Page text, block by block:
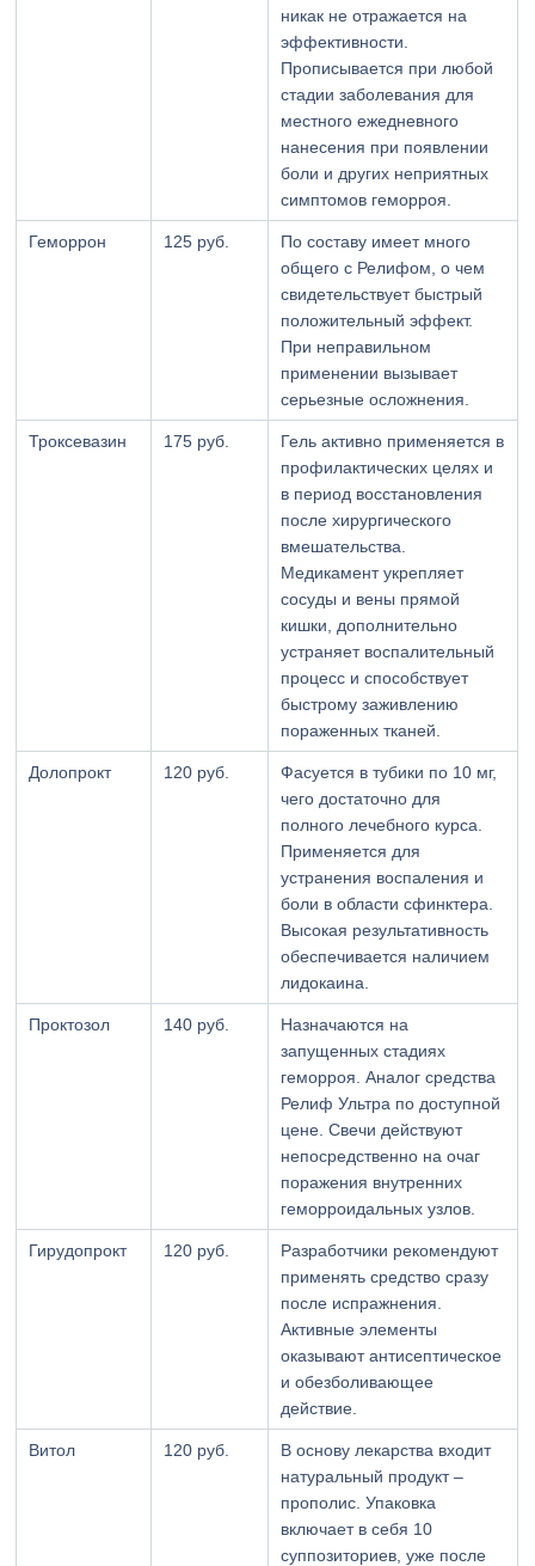
никак не отражается на
эффективности.
Прописывается при любой
стадии заболевания для
местного ежедневного
нанесения при появлении
боли и других неприятных
симптомов геморроя.
Геморрон 125 руб.
По составу имеет много
общего с Релифом, о чем
свидетельствует быстрый
положительный эффект.
При неправильном
применении вызывает
серьезные осложнения.
Троксевазин 175 руб.
Гель активно применяется в
профилактических целях и
в период восстановления
после хирургического
вмешательства.
Медикамент укрепляет
сосуды и вены прямой
кишки, дополнительно
устраняет воспалительный
процесс и способствует
быстрому заживлению
пораженных тканей.
Долопрокт 120 руб.
Фасуется в тубики по 10 мг,
чего достаточно для
полного лечебного курса.
Применяется для
устранения воспаления и
боли в области сфинктера.
Высокая результативность
обеспечивается наличием
лидокаина.
Проктозол 140 руб.
Назначаются на
запущенных стадиях
геморроя. Аналог средства
Релиф Ультра по доступной
цене. Свечи действуют
непосредственно на очаг
поражения внутренних
геморроидальных узлов.
Гирудопрокт 120 руб.
Разработчики рекомендуют
применять средство сразу
после испражнения.
Активные элементы
оказывают антисептическое
и обезболивающее
действие.
Витол 120 руб.
В основу лекарства входит
натуральный продукт –
прополис. Упаковка
включает в себя 10
суппозиториев, уже после